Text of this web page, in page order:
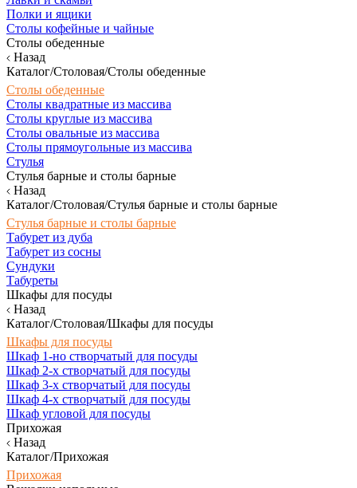
Полки и ящики
Столы кофейные и чайные
Столы обеденные
Назад
Каталог/Столовая/Столы обеденные
Столы обеденные
Столы квадратные из массива
Столы круглые из массива
Столы овальные из массива
Столы прямоугольные из массива
Стулья
Стулья барные и столы барные
Назад
Каталог/Столовая/Стулья барные и столы барные
Стулья барные и столы барные
Табурет из дуба
Табурет из сосны
Сундуки
Табуреты
Шкафы для посуды
Назад
Каталог/Столовая/Шкафы для посуды
Шкафы для посуды
Шкаф 1-но створчатый для посуды
Шкаф 2-х створчатый для посуды
Шкаф 3-х створчатый для посуды
Шкаф 4-х створчатый для посуды
Шкаф угловой для посуды
Прихожая
Назад
Каталог/Прихожая
Прихожая